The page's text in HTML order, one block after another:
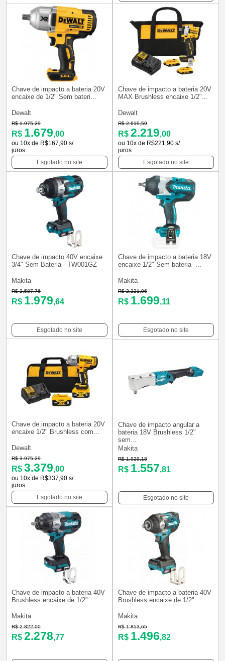
Chave de impacto a bateria 20V
encaixe de 1/2" Sem bateri...
Dewalt
R$ 1.975,29
R$ 1.679,00
ou 10x de R$167,90 s/
juros
Esgotado no site
Chave de impacto a bateria 20V
MAX Brushless encaixe 1/2"...
Dewalt
R$ 2.610,59
R$ 2.219,00
ou 10x de R$221,90 s/
juros
Esgotado no site
Chave de impacto 40V encaixe
3/4" Sem Bateria - TW001GZ
Makita
R$ 2.587,76
R$ 1.979,64
Esgotado no site
Chave de impacto a bateria 18V
encaixe 1/2" Sem bateria -...
Makita
R$ 2.221,06
R$ 1.699,11
Esgotado no site
Chave de impacto a bateria 20V
encaixe 1/2" Brushless com...
Dewalt
R$ 3.975,29
R$ 3.379,00
ou 10x de R$337,90 s/
juros
Esgotado no site
Chave de impacto angular a
bateria 18V Brushless 1/2"
sem...
Makita
R$ 1.929,18
R$ 1.557,81
Esgotado no site
Chave de impacto a bateria 40V
Brushless encaixe de 1/2" ...
Makita
R$ 2.822,00
R$ 2.278,77
Chave de impacto a bateria 40V
Brushless encaixe de 1/2" ...
Makita
R$ 1.853,65
R$ 1.496,82